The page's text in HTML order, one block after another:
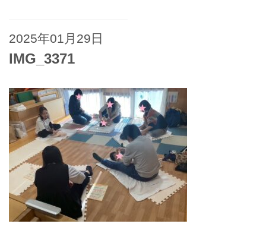
2025年01月29日
IMG_3371